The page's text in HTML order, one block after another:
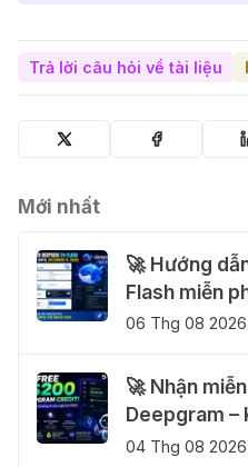
Trả lời câu hỏi về tài liệu
Mới nhất
🚀 Hướng
Flash miễn
06 Thg 08 2026
🚀 Nhận
Deepgram –
04 Thg 08 2026